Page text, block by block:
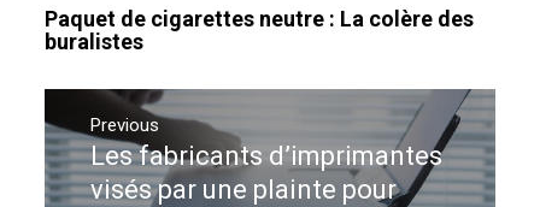
Paquet de cigarettes neutre : La colère des
buralistes
Navigation
de
l’article
Previous
Previous
post:
Les fabricants d’imprimantes
visés par une plainte pour